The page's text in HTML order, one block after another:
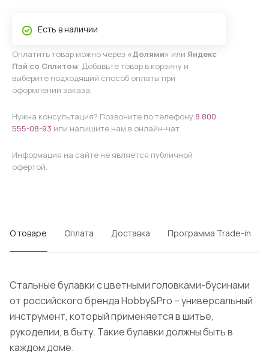
Есть в наличии
Оплатить товар можно через «Долями» или Яндекс
Пэй со Сплитом. Добавьте товар в корзину и
выберите подходящий способ оплаты при
оформлении заказа.
Нужна консультация? Позвоните по телефону 8 800
555-08-93 или напишите нам в онлайн-чат.
Информация на сайте не является публичной
офертой.
О товаре Оплата Доставка Программа Trade-in
Стальные булавки с цветными головками-бусинами
от российского бренда Hobby&Pro – универсальный
инструмент, который применяется в шитье,
рукоделии, в быту. Такие булавки должны быть в
каждом доме.